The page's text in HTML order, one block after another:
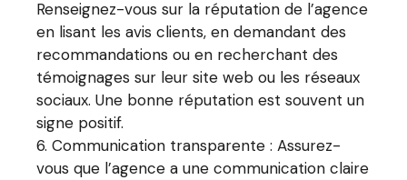
Renseignez-vous sur la réputation de l’agence
en lisant les avis clients, en demandant des
recommandations ou en recherchant des
témoignages sur leur site web ou les réseaux
sociaux. Une bonne réputation est souvent un
signe positif.
Communication transparente : Assurez-
vous que l’agence a une communication claire